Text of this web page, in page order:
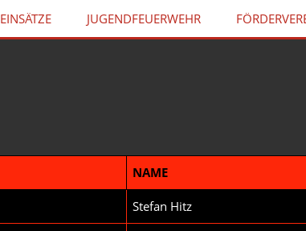
EINSÄTZE JUGENDFEUERWEHR
NAME
Stefan Hitz